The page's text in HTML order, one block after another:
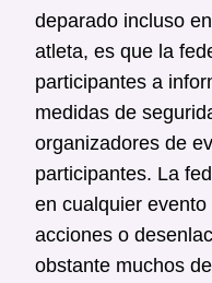
deparado incluso
atleta, es que la
participantes a
medidas de
organizadores de
participantes. La
en cualquier
acciones o
obstante muchos